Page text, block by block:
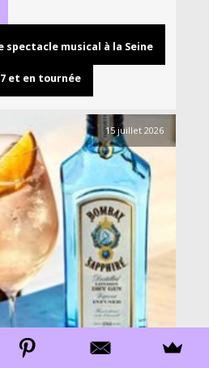
spectacle musical à la Seine
et en tournée
15 juillet 2026